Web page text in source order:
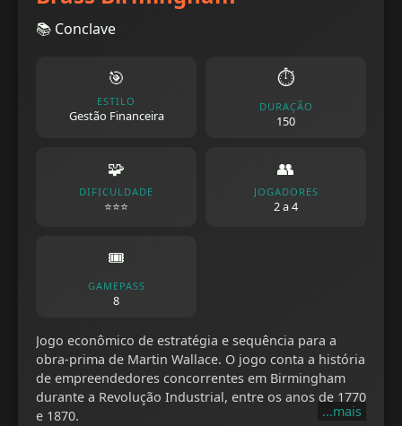
📚 Conclave
🎯
ESTILO
Gestão Financeira
⏱️
DURAÇÃO
150
🧩
DIFICULDADE
⭐⭐⭐
👥
JOGADORES
2 a 4
🎟️
GAMEPASS
8
Jogo econômico de estratégia e sequência para a
obra-prima de Martin Wallace. O jogo conta a história
de empreendedores concorrentes em Birmingham
durante a Revolução Industrial, entre os anos de 1770
e 1870.
...mais